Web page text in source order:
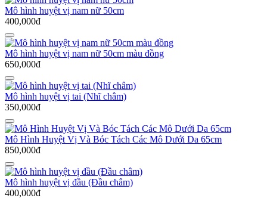
Mô hình huyệt vị nam nữ 50cm
400,000đ
Mô hình huyệt vị nam nữ 50cm màu đồng
650,000đ
Mô hình huyệt vị tai (Nhĩ châm)
350,000đ
Mô Hình Huyệt Vị Và Bóc Tách Các Mô Dưới Da 65cm
850,000đ
Mô hình huyệt vị đầu (Đầu châm)
400,000đ